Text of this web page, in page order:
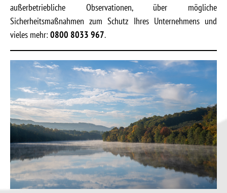
außerbetriebliche Observationen, über mögliche
Sicherheitsmaßnahmen zum Schutz Ihres Unternehmens und
vieles mehr: 0800 8033 967.